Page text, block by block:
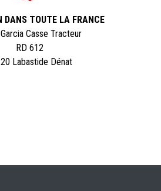
DANS TOUTE LA FRANCE
Casse Tracteur
RD 612
Labastide Dénat